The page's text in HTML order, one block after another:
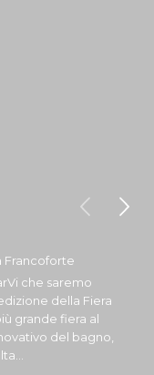
Francoforte
che saremo
della Fiera
grande fiera al
del bagno,